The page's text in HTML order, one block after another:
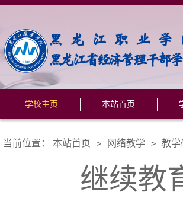
学校主页 本站首页
当前位置： 本站首页 > 网络教学 > 教学
继续教